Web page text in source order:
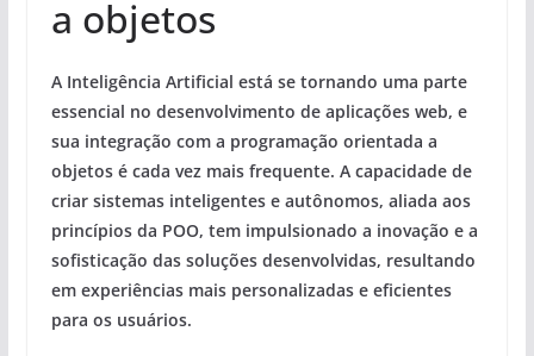
a objetos
A Inteligência Artificial está se tornando uma parte
essencial no desenvolvimento de aplicações web, e
sua integração com a programação orientada a
objetos é cada vez mais frequente. A capacidade de
criar sistemas inteligentes e autônomos, aliada aos
princípios da POO, tem impulsionado a inovação e a
sofisticação das soluções desenvolvidas, resultando
em experiências mais personalizadas e eficientes
para os usuários.